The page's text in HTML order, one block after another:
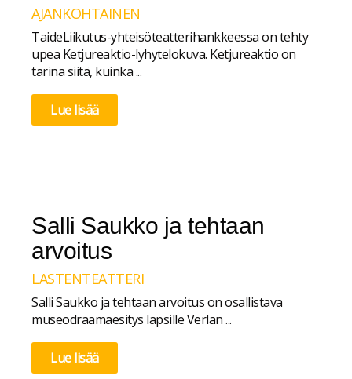
AJANKOHTAINEN
TaideLiikutus-yhteisöteatterihankkeessa on tehty
upea Ketjureaktio-lyhytelokuva. Ketjureaktio on
tarina siitä, kuinka ...
Lue lisää
Salli Saukko ja tehtaan
arvoitus
LASTENTEATTERI
Salli Saukko ja tehtaan arvoitus on osallistava
museodraamaesitys lapsille Verlan ...
Lue lisää